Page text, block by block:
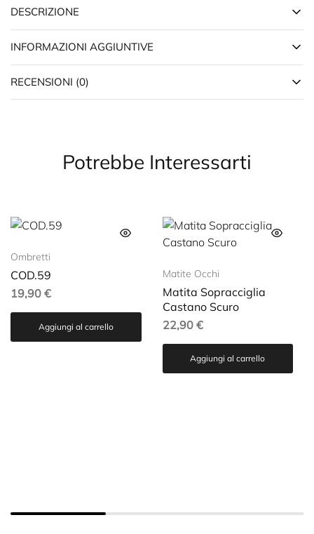
DESCRIZIONE
INFORMAZIONI AGGIUNTIVE
RECENSIONI (0)
Potrebbe Interessarti
Ombretti
COD.59
19,90 €
Aggiungi al carrello
Matite Occhi
Matita Sopracciglia
Castano Scuro
22,90 €
Aggiungi al carrello